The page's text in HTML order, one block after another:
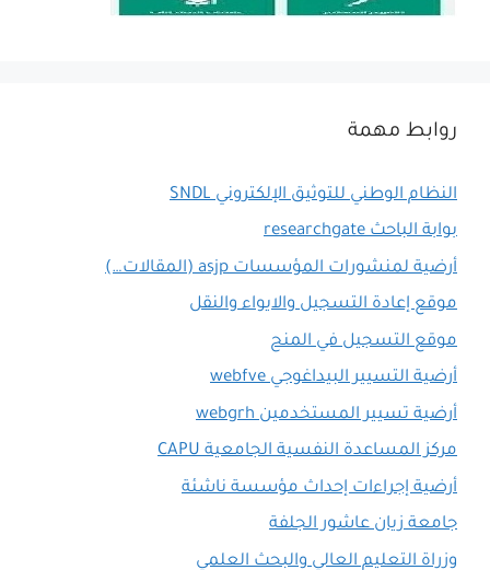
روابط مهمة
النظام الوطني للتوثيق الإلكتروني SNDL
بوابة الباحث researchgate
أرضية لمنشورات المؤسسات asjp (المقالات…)
موقع إعادة التسجيل والايواء والنقل
موقع التسجيل في المنح
أرضية التسيير البيداغوجي webfve
أرضية تسيير المستخدمين webgrh
مركز المساعدة النفسية الجامعية CAPU
أرضية إجراءات إحداث مؤسسة ناشئة
جامعة زيان عاشور الجلفة
وزراة التعليم العالي والبحث العلمي